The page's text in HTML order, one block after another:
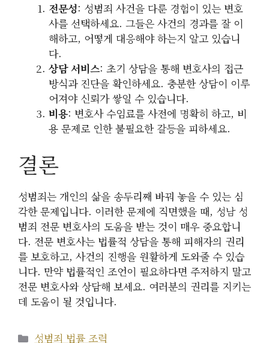
전문성: 성범죄 사건을 다룬 경험이 있는 변호
사를 선택하세요. 그들은 사건의 경과를 잘 이
해하고, 어떻게 대응해야 하는지 알고 있습니
다.
상담 서비스: 초기 상담을 통해 변호사의 접근
방식과 진단을 확인하세요. 충분한 상담이 이루
어져야 신뢰가 쌓일 수 있습니다.
비용: 변호사 수임료를 사전에 명확히 하고, 비
용 문제로 인한 불필요한 갈등을 피하세요.
결론
성범죄는 개인의 삶을 송두리째 바꿔 놓을 수 있는 심
각한 문제입니다. 이러한 문제에 직면했을 때, 성남 성
범죄 전문 변호사의 도움을 받는 것이 매우 중요합니
다. 전문 변호사는 법률적 상담을 통해 피해자의 권리
를 보호하고, 사건의 진행을 원활하게 도와줄 수 있습
니다. 만약 법률적인 조언이 필요하다면 주저하지 말고
전문 변호사와 상담해 보세요. 여러분의 권리를 지키는
데 도움이 될 것입니다.
카
성범죄 법률 조력